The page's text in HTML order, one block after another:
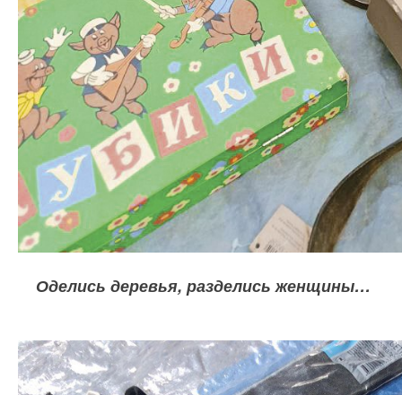
Оделись деревья, разделись женщины…